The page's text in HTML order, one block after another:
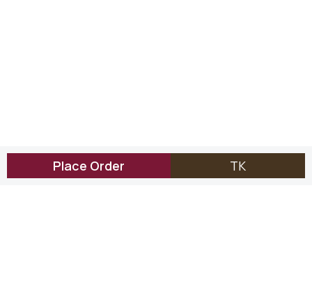
Place Order TK